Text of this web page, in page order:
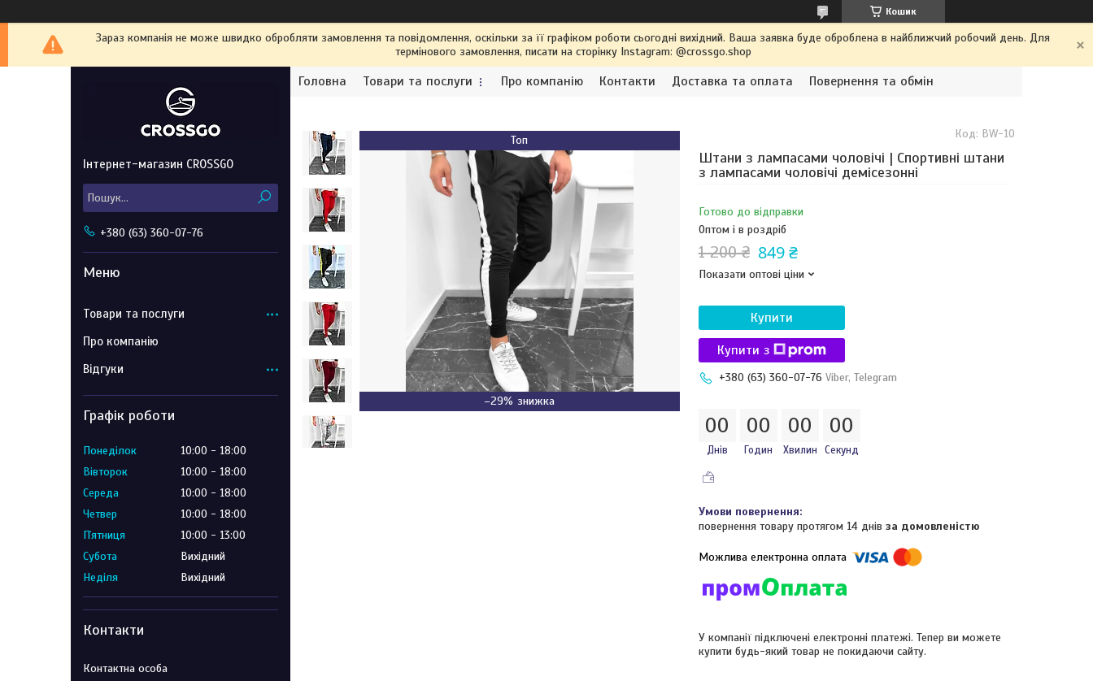
Кошик
Зараз компанія не може швидко обробляти замовлення та повідомлення, оскільки за її графіком роботи сьогодні вихідний. Ваша заявка буде оброблена в найближчий робочий день. Для
термінового замовлення, писати на сторінку Instagram: @crossgo.shop
Головна Товари та послуги Про компанію Контакти Доставка та оплата Повернення та обмін
Топ
–29%
Штани з лампасами чоловічі | Спортивні штани
з лампасами чоловічі демісезонні
Готово до відправки
Оптом і в роздріб
Код: BW-10
1 200 ₴ 849 ₴
Показати оптові ціни
Купити
Купити з
+380 (63) 360-07-76 Viber, Telegram
00
Днів
00
Годин
00
Хвилин
00
Секунд
повернення товару протягом 14 днів за домовленістю
У компанії підключені електронні платежі. Тепер ви можете
купити будь-який товар не покидаючи сайту.
Інтернет-магазин CROSSGO
+380 (63) 360-07-76
Товари та послуги
Про компанію
Відгуки
Графік роботи
Понеділок 10:00
18:00
Вівторок
10:00
18:00
Середа
10:00
18:00
Четвер
10:00
18:00
Пʼятниця
10:00
13:00
Субота
Вихідний
Неділя
Вихідний
Контакти